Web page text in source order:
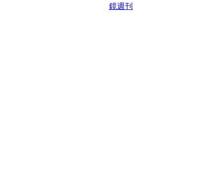
鏡週刊